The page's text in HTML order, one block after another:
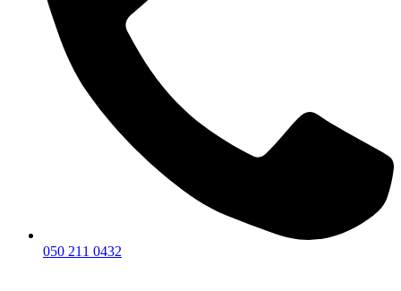
050 211 0432